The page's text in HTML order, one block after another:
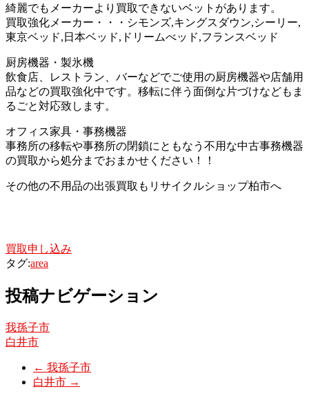
綺麗でもメーカーより買取できないベットがあります。
買取強化メーカー・・・シモンズ,キングスダウン,シーリー,
東京ベッド,日本ベッド,ドリームべッド,フランスベッド
厨房機器・製氷機
飲食店、レストラン、バーなどでご使用の厨房機器や店舗用
品などの買取強化中です。移転に伴う面倒な片づけなどもま
るごと対応致します。
オフィス家具・事務機器
事務所の移転や事務所の閉鎖にともなう不用な中古事務機器
の買取から処分までおまかせください！！
その他の不用品の出張買取もリサイクルショップ柏市へ
買取申し込み
タグ:area
投稿ナビゲーション
我孫子市
白井市
← 我孫子市
白井市 →